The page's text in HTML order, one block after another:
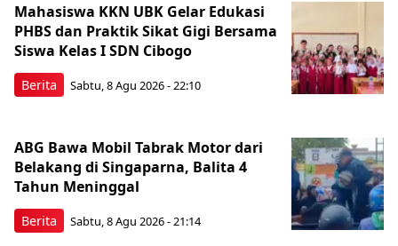
Berita
Mahasiswa KKN UBK Gelar Edukasi
PHBS dan Praktik Sikat Gigi Bersama
Siswa Kelas I SDN Cibogo
Sabtu, 8 Agu 2026 - 22:10
Berita
ABG Bawa Mobil Tabrak Motor dari
Belakang di Singaparna, Balita 4
Tahun Meninggal
Sabtu, 8 Agu 2026 - 21:14